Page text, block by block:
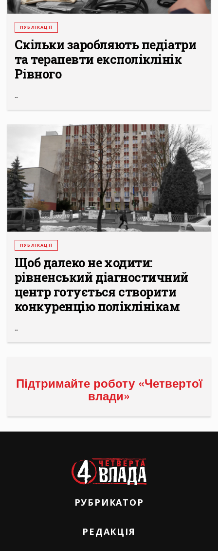
ПУБЛІКАЦІЇ
Скільки заробляють педіатри
та терапевти експоліклінік
Рівного
...
ПУБЛІКАЦІЇ
Щоб далеко не ходити:
рівненський діагностичний
центр готується створити
конкуренцію поліклінікам
...
Підтримайте роботу «Четвертої
влади»
РУБРИКАТОР
РЕДАКЦІЯ